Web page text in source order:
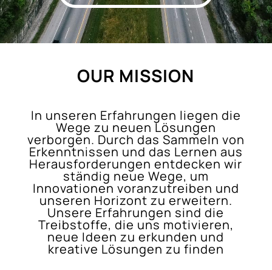
OUR MISSION
In unseren Erfahrungen liegen die
Wege zu neuen Lösungen
verborgen. Durch das Sammeln von
Erkenntnissen und das Lernen aus
Herausforderungen entdecken wir
ständig neue Wege, um
Innovationen voranzutreiben und
unseren Horizont zu erweitern.
Unsere Erfahrungen sind die
Treibstoffe, die uns motivieren,
neue Ideen zu erkunden und
kreative Lösungen zu finden